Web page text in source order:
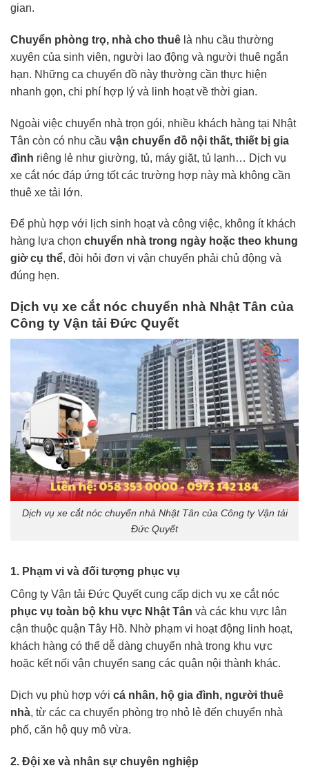
gian.
Chuyển phòng trọ, nhà cho thuê là nhu cầu thường
xuyên của sinh viên, người lao động và người thuê ngắn
hạn. Những ca chuyển đồ này thường cần thực hiện
nhanh gọn, chi phí hợp lý và linh hoạt về thời gian.
Ngoài việc chuyển nhà trọn gói, nhiều khách hàng tại Nhật
Tân còn có nhu cầu vận chuyển đồ nội thất, thiết bị gia
đình riêng lẻ như giường, tủ, máy giặt, tủ lạnh… Dịch vụ
xe cắt nóc đáp ứng tốt các trường hợp này mà không cần
thuê xe tải lớn.
Để phù hợp với lịch sinh hoạt và công việc, không ít khách
hàng lựa chọn chuyển nhà trong ngày hoặc theo khung
giờ cụ thể, đòi hỏi đơn vị vận chuyển phải chủ động và
đúng hẹn.
Dịch vụ xe cắt nóc chuyển nhà Nhật Tân của
Công ty Vận tải Đức Quyết
Dịch vụ xe cắt nóc chuyển nhà Nhật Tân của Công ty Vận tải
Đức Quyết
1. Phạm vi và đối tượng phục vụ
Công ty Vận tải Đức Quyết cung cấp dịch vụ xe cắt nóc
phục vụ toàn bộ khu vực Nhật Tân và các khu vực lân
cận thuộc quận Tây Hồ. Nhờ phạm vi hoạt động linh hoạt,
khách hàng có thể dễ dàng chuyển nhà trong khu vực
hoặc kết nối vận chuyển sang các quận nội thành khác.
Dịch vụ phù hợp với cá nhân, hộ gia đình, người thuê
nhà, từ các ca chuyển phòng trọ nhỏ lẻ đến chuyển nhà
phố, căn hộ quy mô vừa.
2. Đội xe và nhân sự chuyên nghiệp